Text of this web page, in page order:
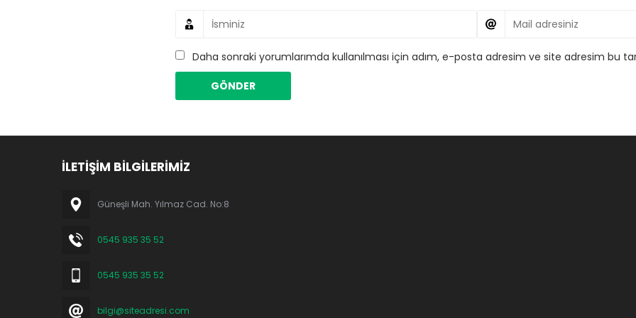
Daha sonraki yorumlarımda kullanılması için adım, e-posta adresim ve site adresim bu
İLETİŞİM BİLGİLERİMİZ
Güneşli Mah. Yılmaz Cad. No:8
0545 935 35 52
0545 935 35 52
bilgi@siteadresi.com